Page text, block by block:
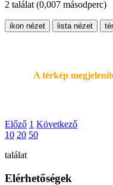
2 találat (0,007 másodperc)
ikon nézet lista nézet
A térkép
Előző 1 Következő
10 20 50
találat
Elérhetőségek